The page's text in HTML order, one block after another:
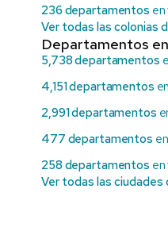
236 departamentos
Ver todas las colonias
Departamentos
5,738 departamentos
4,151 departamentos
2,991 departamentos
477 departamentos
258 departamentos
Ver todas las